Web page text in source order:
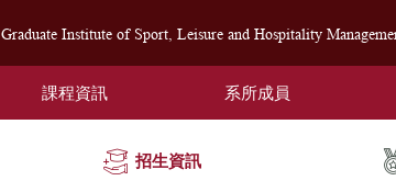
Graduate Institute of Sport, Leisure and Hospitality
課程資訊 系所成員
招生資訊